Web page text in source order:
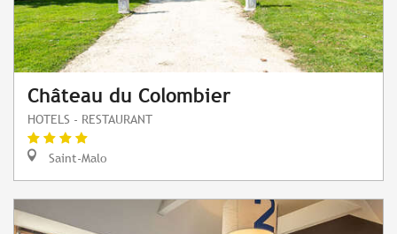
Château du Colombier
HOTELS - RESTAURANT
Saint-Malo